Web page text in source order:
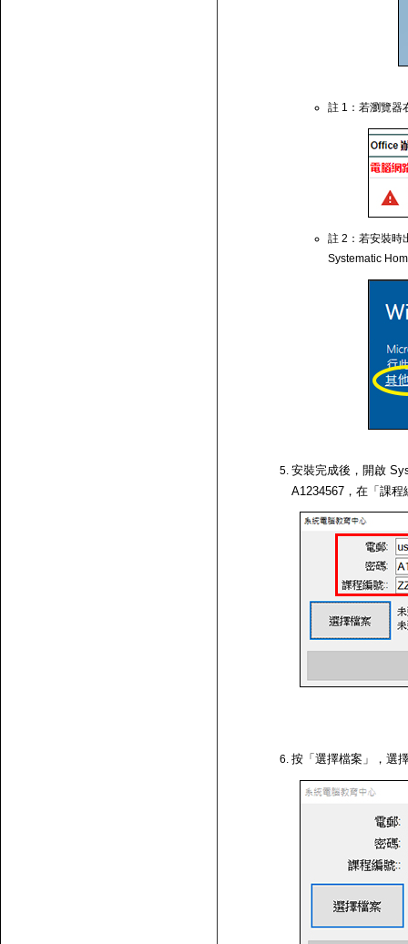
註 1：若瀏覽器
註 2：若安裝時
Systematic
安裝完成後，開啟
A1234567，在「課
按「選擇檔案」，選